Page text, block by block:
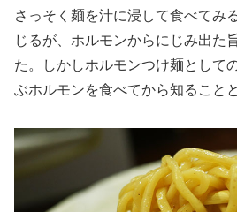
さっそく麺を汁に浸して食べてみ
じるが、ホルモンからにじみ出た
た。しかしホルモンつけ麺として
ぶホルモンを食べてから知ること